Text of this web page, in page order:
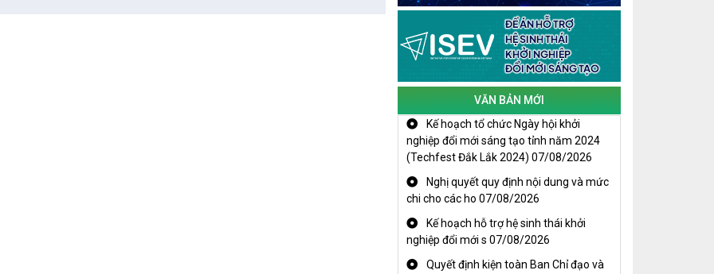
Cuộc thi trực tuyến tìm hiểu “50 năm
Chiến thắng Buôn Ma Thuột, giải
phóng tỉnh Đắk Lắk (10/3/1975 -
VĂN BẢN MỚI
Kế hoạch tổ chức Ngày hội khởi
nghiệp đổi mới sáng tạo tỉnh năm 2024
(Techfest Đắk Lắk 2024) 07/08/2026
Nghị quyết quy định nội dung và mức
chi cho các ho 07/08/2026
Kế hoạch hỗ trợ hệ sinh thái khởi
nghiệp đổi mới s 07/08/2026
Quyết định kiện toàn Ban Chỉ đạo và